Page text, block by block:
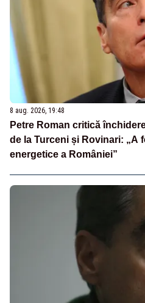
8 aug. 2026, 19:48
Petre Roman critică
de la Turceni și Rovinari: „A
energetice a României”